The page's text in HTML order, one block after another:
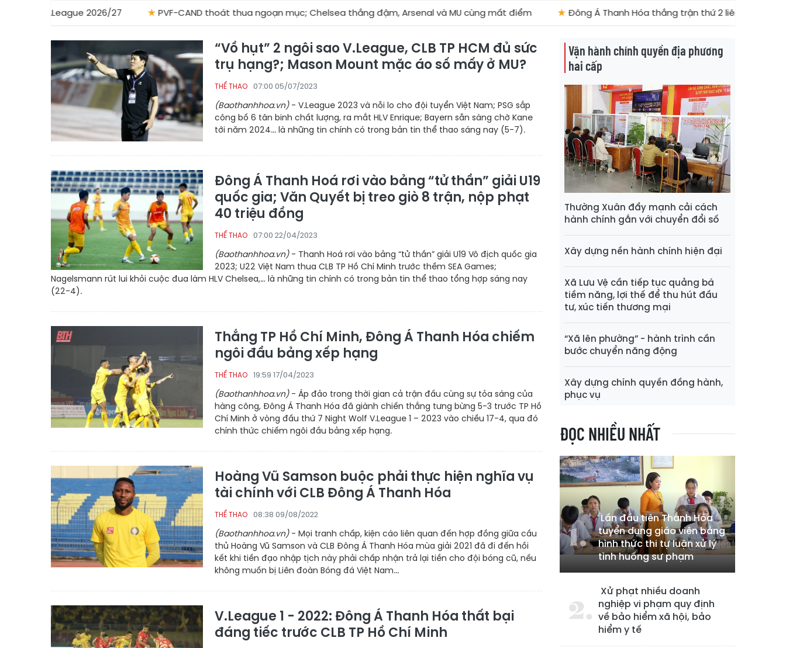
2026/27 ★ PVF-CAND thoát thua ngoạn mục; Chelsea thắng đậm, Arsenal và MU cùng mất điểm ★ Đông Á Thanh Hóa thắng trận thứ 2 liên tiếp ★
“Vồ hụt” 2 ngôi sao V.League, CLB TP HCM đủ sức
trụ hạng?; Mason Mount mặc áo số mấy ở MU?
THỂ THAO 07:00 05/07/2023
(Baothanhhoa.vn)- V.League 2023 và nỗi lo cho đội tuyển Việt Nam; PSG sắp
công bố 6 tân binh chất lượng, ra mắt HLV Enrique; Bayern sẵn sàng chờ Kane
tới năm 2024... là những tin chính có trong bản tin thể thao sáng nay (5-7).
Đông Á Thanh Hoá rơi vào bảng “tử thần” giải U19
quốc gia; Văn Quyết bị treo giò 8 trận, nộp phạt
40 triệu đồng
THỂ THAO 07:00 22/04/2023
(Baothanhhoa.vn)- Thanh Hoá rơi vào bảng “tử thần” giải U19 Vô địch quốc gia
2023; U22 Việt Nam thua CLB TP Hồ Chí Minh trước thềm SEA Games;
Nagelsmann rút lui khỏi cuộc đua làm HLV Chelsea,… là những tin chính có trong bản tin thể thao tổng hợp sáng nay
(22-4).
Thắng TP Hồ Chí Minh, Đông Á Thanh Hóa chiếm
ngôi đầu bảng xếp hạng
THỂ THAO 19:59 17/04/2023
(Baothanhhoa.vn)- Áp đảo trong thời gian cả trận đấu cùng sự tỏa sáng của
hàng công, Đông Á Thanh Hóa đã giành chiến thắng tưng bừng 5-3 trước TP Hồ
Chí Minh ở vòng đấu thứ 7 Night Wolf V.League 1 – 2023 vào chiều 17-4, qua đó
chính thức chiếm ngôi đầu bảng xếp hạng.
Hoàng Vũ Samson buộc phải thực hiện nghĩa vụ
tài chính với CLB Đông Á Thanh Hóa
THỂ THAO 08:38 09/08/2022
(Baothanhhoa.vn)- Mọi tranh chấp, kiện cáo liên quan đến hợp đồng giữa cầu
thủ Hoàng Vũ Samson và CLB Đông Á Thanh Hóa mùa giải 2021 đã đi đến hồi
kết khi tiền đạo nhập tịch này phải chấp nhận trả lại tiền cho đội bóng cũ, nếu
không muốn bị Liên đoàn Bóng đá Việt Nam...
V.League 1 - 2022: Đông Á Thanh Hóa thất bại
đáng tiếc trước CLB TP Hồ Chí Minh
Vận hành chính quyền địa phương
hai cấp
Thường Xuân đẩy mạnh cải cách
hành chính gắn với chuyển đổi số
Xây dựng nền hành chính hiện đại
Xã Lưu Vệ cần tiếp tục quảng bá
tiềm năng, lợi thế để thu hút đầu
tư, xúc tiến thương mại
“Xã lên phường” - hành trình cần
bước chuyển năng động
Xây dựng chính quyền đồng hành,
phục vụ
ĐỌC NHIỀU NHẤT
Lần đầu tiên Thanh Hóa
tuyển dụng giáo viên bằng
hình thức thi tự luận xử lý
tình huống sư phạm
Xử phạt nhiều doanh
nghiệp vi phạm quy định
về bảo hiểm xã hội, bảo
hiểm y tế